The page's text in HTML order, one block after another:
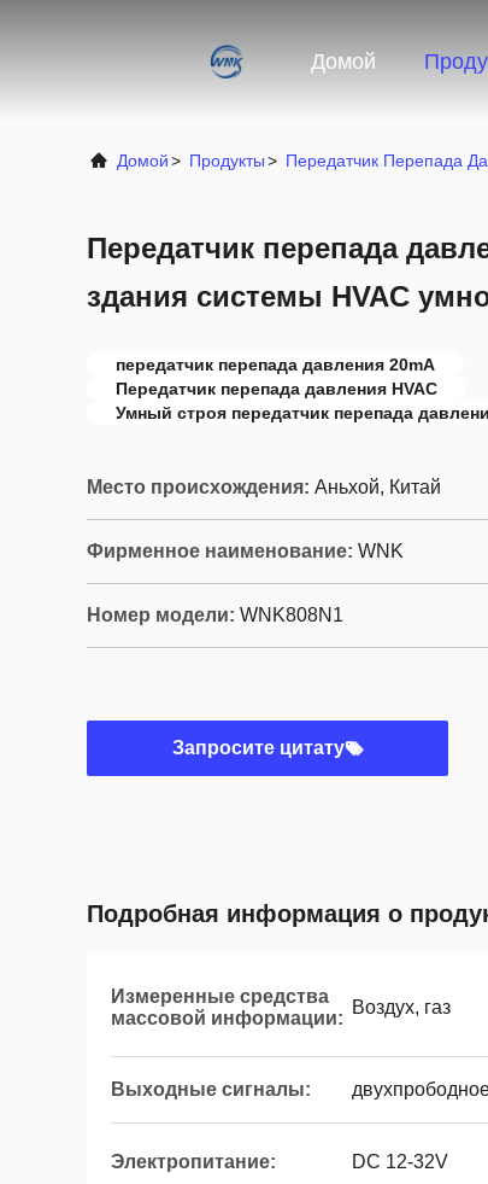
Домой
Домой> Продукты> Передатчик Перепада
Передатчик перепада
здания системы HVAC
передатчик перепада давления 20mA
Передатчик перепада давления HVAC
Умный строя передатчик перепада
Место происхождения: Аньхой, Китай
Фирменное наименование: WNK
Номер модели: WNK808N1
Запросите цитату
Подробная информация о
Измеренные средства
массовой информации:
Воздух, газ
Выходные сигналы:
Электропитание: DC 12-32V